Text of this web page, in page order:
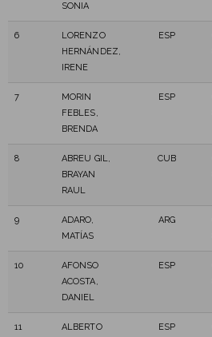
SONIA
6
LORENZO
HERNÁNDEZ,
IRENE
ESP
7
MORIN
FEBLES,
BRENDA
ESP
8
ABREU GIL,
BRAYAN
RAUL
CUB
9
ADARO,
MATÍAS
ARG
10
AFONSO
ACOSTA,
DANIEL
ESP
11
ALBERTO
ESP